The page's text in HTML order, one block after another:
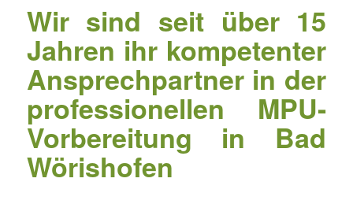
Wir sind seit über 15
Jahren ihr kompetenter
Ansprechpartner in der
professionellen MPU-
Vorbereitung in Bad
Wörishofen